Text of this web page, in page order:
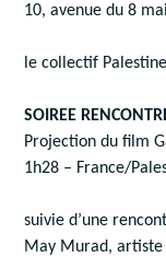
10, avenue du 8
le collectif
SOIREE
Projection du film
1h28 – France/
suivie d’une
May Murad,